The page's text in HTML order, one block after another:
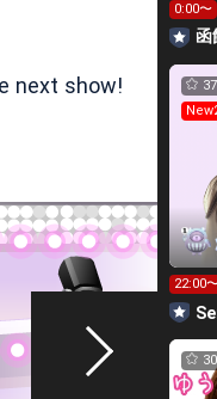
next show!
0:00〜
22:00